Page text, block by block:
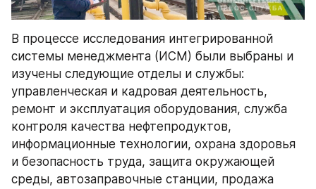
В процессе исследования интегрированной
системы менеджмента (ИСМ) были выбраны и
изучены следующие отделы и службы:
управленческая и кадровая деятельность,
ремонт и эксплуатация оборудования, служба
контроля качества нефтепродуктов,
информационные технологии, охрана здоровья
и безопасность труда, защита окружающей
среды, автозаправочные станции, продажа